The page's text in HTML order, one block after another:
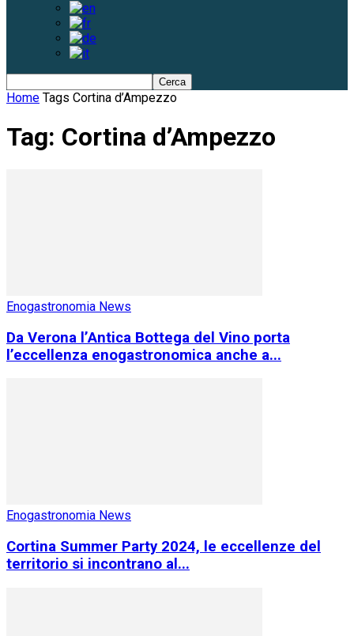
Home Tags Cortina d’Ampezzo
Tag: Cortina d’Ampezzo
Enogastronomia News
Da Verona l’Antica Bottega del Vino porta
l’eccellenza enogastronomica anche a...
Enogastronomia News
Cortina Summer Party 2024, le eccellenze del
territorio si incontrano al...